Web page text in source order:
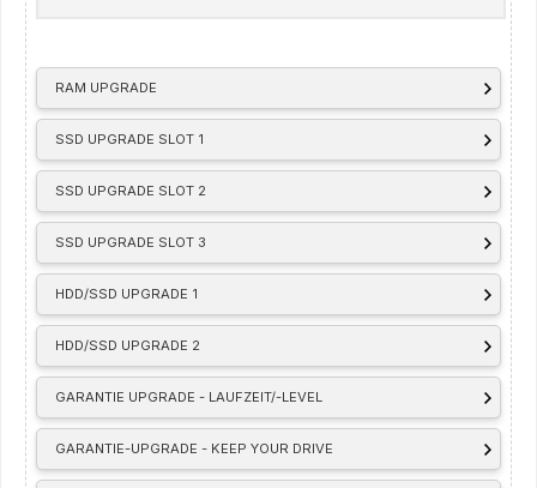
RAM UPGRADE
SSD UPGRADE SLOT 1
SSD UPGRADE SLOT 2
SSD UPGRADE SLOT 3
HDD/SSD UPGRADE 1
HDD/SSD UPGRADE 2
GARANTIE UPGRADE - LAUFZEIT/-LEVEL
GARANTIE-UPGRADE - KEEP YOUR DRIVE